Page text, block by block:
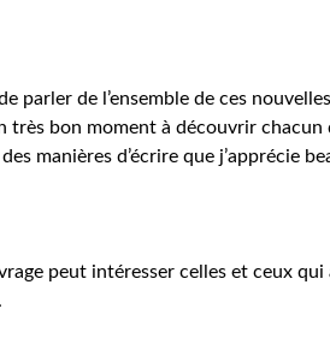
parler de l’ensemble de ces
très bon moment à découvrir
manières d’écrire que j’apprécie
peut intéresser celles et ceux